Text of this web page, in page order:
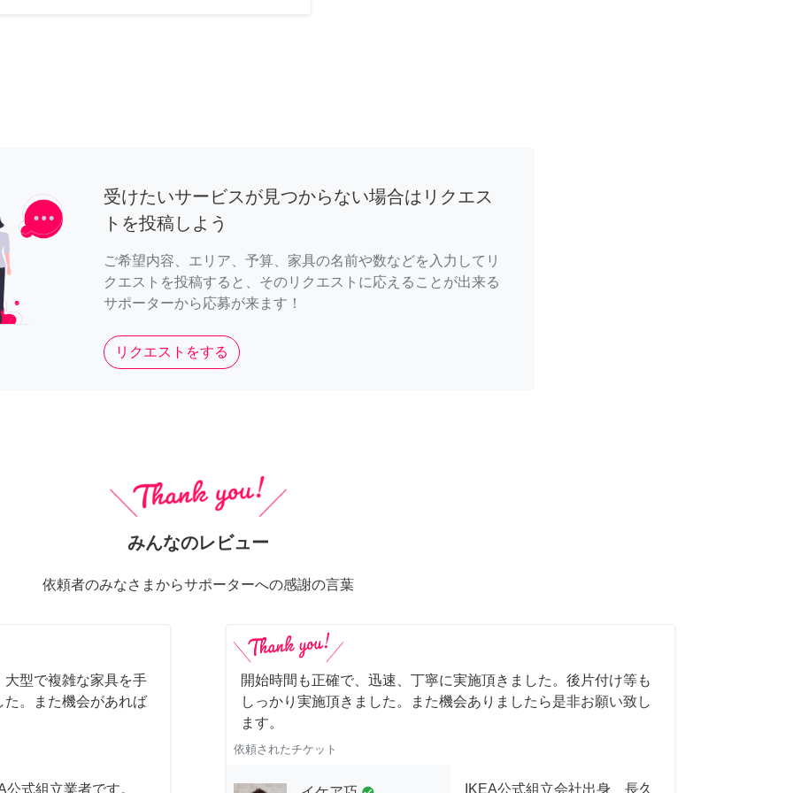
受けたいサービスが見つからない場合はリクエス
トを投稿しよう
ご希望内容、エリア、予算、家具の名前や数などを入力してリ
クエストを投稿すると、そのリクエストに応えることが出来る
サポーターから応募が来ます！
リクエストをする
みんなのレビュー
依頼者のみなさまからサポーターへの感謝の言葉
型で複雑な家具を手
。また機会があれば
公式組立業者です。
開始時間も正確で、迅速、丁寧に実施頂きました。後片付け等も
しっかり実施頂きました。また機会ありましたら是非お願い致し
ます。
依頼されたチケット
IKEA公式組立会社出身 長久